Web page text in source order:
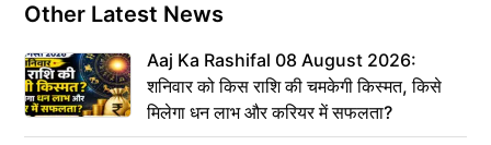
Other Latest News
Aaj Ka Rashifal 08 August 2026:
शनिवार को किस राशि की चमकेगी किस्मत, किसे
मिलेगा धन लाभ और करियर में सफलता?